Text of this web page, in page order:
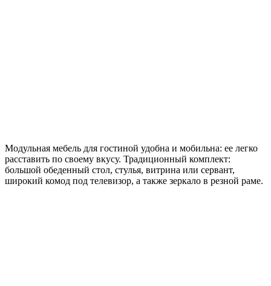
Модульная мебель для гостиной удобна и мобильна: ее легко
расставить по своему вкусу. Традиционный комплект:
большой обеденный стол, стулья, витрина или сервант,
широкий комод под телевизор, a также зеркало в резной раме.